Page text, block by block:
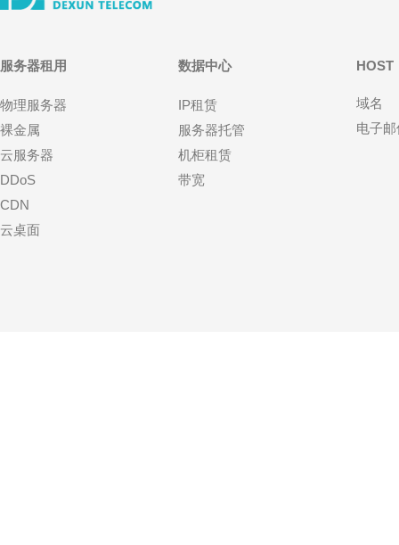
服务器租用
物理服务器
裸金属
云服务器
DDoS
CDN
云桌面
数据中心
IP租赁
服务器托管
机柜租赁
带宽
HOST
域名
电子